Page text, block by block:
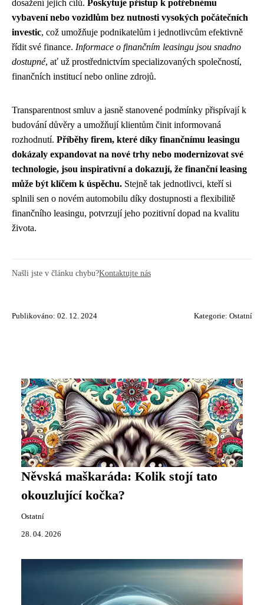
dosažení jejich cílů. Poskytuje přístup k potřebnému
vybavení nebo vozidlům bez nutnosti vysokých počátečních
investic, což umožňuje podnikatelům i jednotlivcům efektivně
řídit své finance. Informace o finančním leasingu jsou snadno
dostupné, ať už prostřednictvím specializovaných společností,
finančních institucí nebo online zdrojů.
Transparentnost smluv a jasně stanovené podmínky přispívají k
budování důvěry a umožňují klientům činit informovaná
rozhodnutí. Příběhy firem, které díky finančnímu leasingu
dokázaly expandovat na nové trhy nebo modernizovat své
technologie, jsou inspirativní a dokazují, že finanční leasing
může být klíčem k úspěchu. Stejně tak jednotlivci, kteří si
splnili sen o novém automobilu díky dostupnosti a flexibilitě
finančního leasingu, potvrzují jeho pozitivní dopad na kvalitu
života.
Našli jste v článku chybu?Kontaktujte nás
Publikováno: 02. 12. 2024 Kategorie: Ostatní
Něvská maškaráda: Kolik stojí tato
okouzlující kočka?
Ostatní
28. 04. 2026